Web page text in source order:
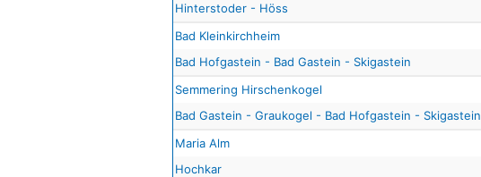
Hinterstoder - Höss
Bad Kleinkirchheim
Bad Hofgastein - Bad Gastein - Skigastein
Semmering Hirschenkogel
Bad Gastein - Graukogel - Bad Hofgastein - Skigastein
Maria Alm
Hochkar